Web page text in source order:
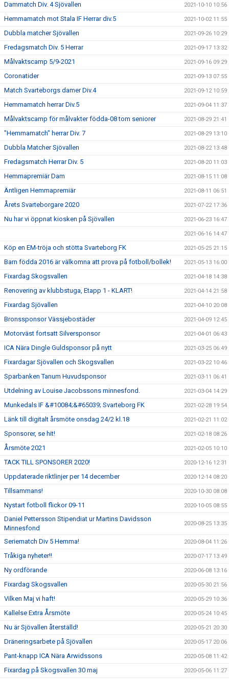
Dammatch Div. 4 Sjövallen 2021-10-10 10:56
Hemmamatch mot Stala IF Herrar div.5 2021-10-02 11:55
Dubbla matcher Sjövallen 2021-09-26 10:29
Fredagsmatch Div. 5 Herrar 2021-09-17 13:32
Målvaktscamp 5/9-2021 2021-09-16 09:29
Coronatider 2021-09-13 07:55
Match Svarteborgs damer Div.4 2021-09-12 10:59
Hemmamatch herrar Div.5 2021-09-04 11:37
Målvaktscamp för målvakter födda-08 tom seniorer 2021-08-29 21:41
"Hemmamatch" herrar Div. 7 2021-08-29 13:10
Dubbla Matcher Sjövallen 2021-08-22 13:48
Fredagsmatch Herrar Div. 5 2021-08-20 11:03
Hemmapremiär Dam 2021-08-15 11:08
Äntligen Hemmapremiär 2021-08-11 06:51
Årets Svarteborgare 2020 2021-07-22 17:36
Nu har vi öppnat kiosken på Sjövallen 2021-06-23 16:47
2021-06-16 14:47
Köp en EM-tröja och stötta Svarteborg FK 2021-05-25 21:15
Barn födda 2016 är välkomna att prova på fotboll/bollek! 2021-05-13 16:00
Fixardag Skogsvallen 2021-04-18 14:38
Renovering av klubbstuga, Etapp 1 - KLART! 2021-04-14 21:58
Fixardag Sjövallen 2021-04-10 20:08
Bronssponsor Vässjebostäder 2021-04-09 12:45
Motorväst fortsatt Silversponsor 2021-04-01 06:43
ICA Nära Dingle Guldsponsor på nytt 2021-03-25 06:49
Fixardagar Sjövallen och Skogsvallen 2021-03-22 10:46
Sparbanken Tanum Huvudsponsor 2021-03-11 06:41
Utdelning av Louise Jacobssons minnesfond. 2021-03-04 14:29
Munkedals IF &#10084;&#65039; Svarteborg FK 2021-02-28 19:54
Länk till digitalt årsmöte onsdag 24/2 kl.18 2021-02-21 11:02
Sponsorer, se hit! 2021-02-18 08:26
Årsmöte 2021 2021-02-05 10:10
TACK TILL SPONSORER 2020! 2020-12-16 12:31
Uppdaterade riktlinjer per 14 december 2020-12-14 08:20
Tillsammans! 2020-10-30 08:08
Nystart fotboll flickor 09-11 2020-10-05 08:55
Daniel Pettersson Stipendiat ur Martins Davidsson
Minnesfond
2020-08-25 13:35
Seriematch Div 5 Hemma! 2020-08-04 11:26
Tråkiga nyheter!! 2020-07-17 13:49
Ny ordförande 2020-06-08 13:16
Fixardag Skogsvallen 2020-05-30 21:56
Vilken Maj vi haft! 2020-05-29 10:36
Kallelse Extra Årsmöte 2020-05-24 10:45
Nu är Sjövallen återställd! 2020-05-21 20:30
Dräneringsarbete på Sjövallen 2020-05-17 20:06
Pant-knapp ICA Nära Arwidssons 2020-05-08 11:42
Fixardag på Skogsvallen 30 maj 2020-05-06 11:27